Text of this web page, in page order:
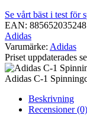
Se vårt bäst i test för
EAN: 885652035248
Adidas
Varumärke: Adidas
Priset uppdaterades
Adidas C-1
Beskrivning
Recensioner (0)